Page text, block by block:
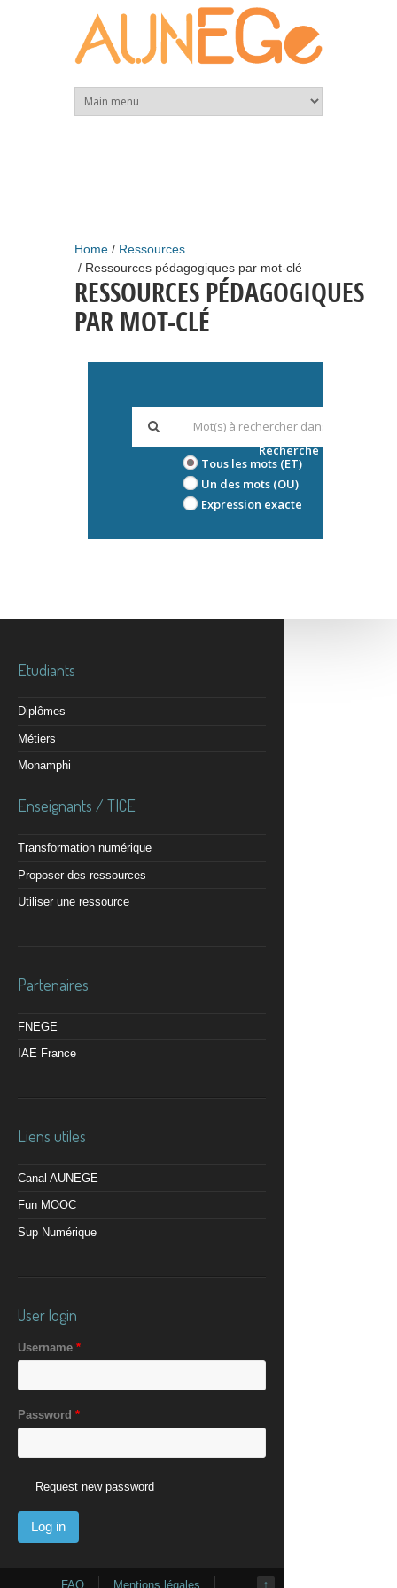
Home
Ressources
Ressources pédagogiques par mot-clé
RESSOURCES PÉDAGOGIQUES
PAR MOT-CLÉ
Tous les mots (ET)
Un des mots (OU)
Expression exacte
Recherche avancée
Etudiants
Diplômes
Métiers
Monamphi
Enseignants / TICE
Transformation numérique
Proposer des ressources
Utiliser une ressource
Partenaires
FNEGE
IAE France
Liens utiles
Canal AUNEGE
Fun MOOC
Sup Numérique
User login
Username *
Password *
Request new password
↑
FAQ Mentions légales